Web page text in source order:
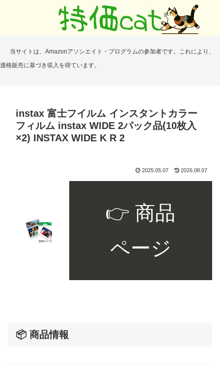
当サイトは、Amazonアソシエイト・プログラムの参加者です。これにより、
適格販売に基づき収入を得ています。
instax 富士フイルム インスタントカラー
フィルム instax WIDE 2パック品(10枚入
×2) INSTAX WIDE K R 2
2025.05.07 2026.08.07
👉 商品
ページ
📦 商品情報